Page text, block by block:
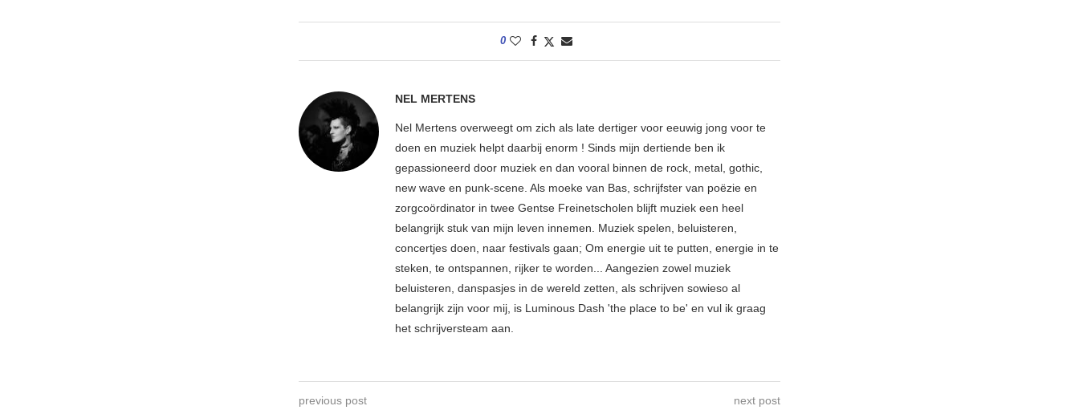
0
NEL MERTENS
Nel Mertens overweegt om zich als late dertiger voor eeuwig jong voor te
doen en muziek helpt daarbij enorm ! Sinds mijn dertiende ben ik
gepassioneerd door muziek en dan vooral binnen de rock, metal, gothic,
new wave en punk-scene. Als moeke van Bas, schrijfster van poëzie en
zorgcoördinator in twee Gentse Freinetscholen blijft muziek een heel
belangrijk stuk van mijn leven innemen. Muziek spelen, beluisteren,
concertjes doen, naar festivals gaan; Om energie uit te putten, energie in te
steken, te ontspannen, rijker te worden... Aangezien zowel muziek
beluisteren, danspasjes in de wereld zetten, als schrijven sowieso al
belangrijk zijn voor mij, is Luminous Dash 'the place to be' en vul ik graag
het schrijversteam aan.
previous post
next post